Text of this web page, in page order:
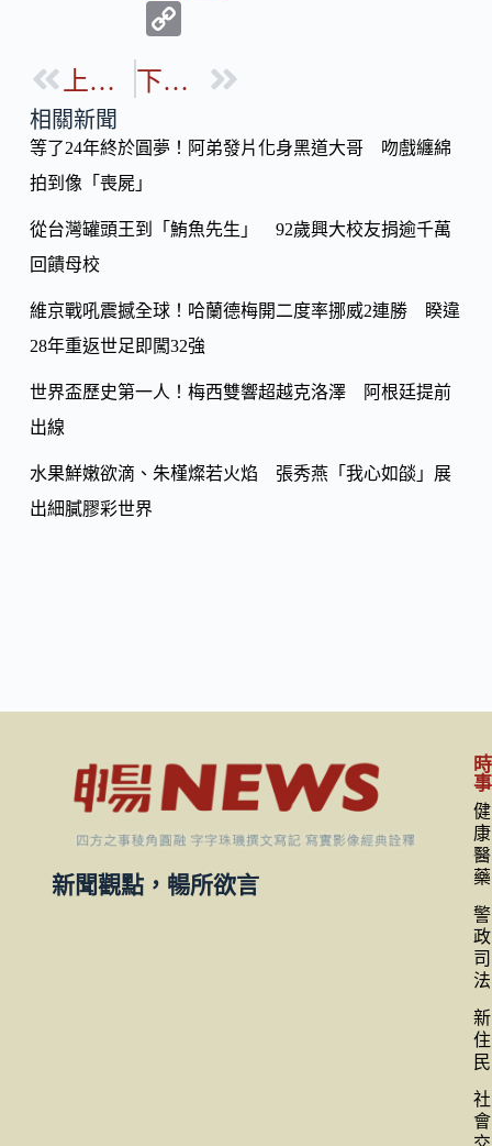
b
o
p
Li
k
上一篇 下一篇
相關新聞
等了24年終於圓夢！阿弟發片化身黑道大哥 吻戲纏綿
拍到像「喪屍」
從台灣罐頭王到「鮪魚先生」 92歲興大校友捐逾千萬
回饋母校
維京戰吼震撼全球！哈蘭德梅開二度率挪威2連勝 睽違
28年重返世足即闖32強
世界盃歷史第一人！梅西雙響超越克洛澤 阿根廷提前
出線
水果鮮嫩欲滴、朱槿燦若火焰 張秀燕「我心如燄」展
出細膩膠彩世界
新聞觀點，暢所欲言
時
事
健
康
醫
藥
警
政
司
法
新
住
民
社
會